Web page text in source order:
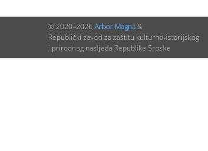
© 2020–2026 Arbor Magna&
Republički zavod za zaštitu kulturno-istorijskog
i prirodnog nasljeđa Republike Srpske